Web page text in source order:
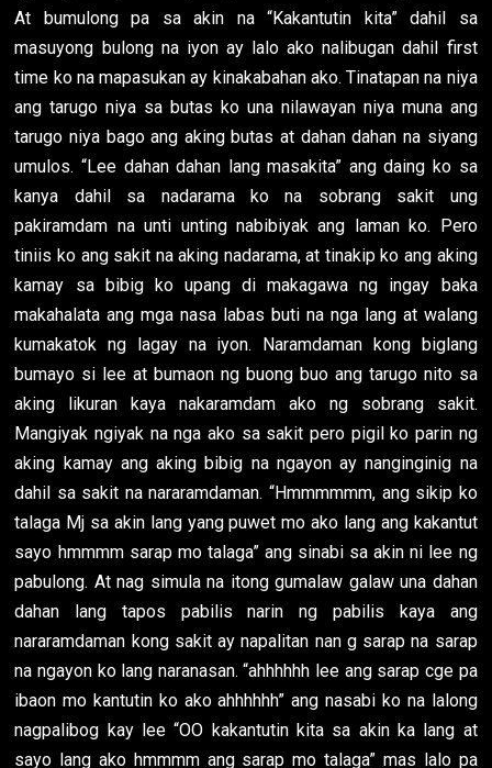
At bumulong pa sa akin na “Kakantutin kita” dahil sa
masuyong bulong na iyon ay lalo ako nalibugan dahil first
time ko na mapasukan ay kinakabahan ako. Tinatapan na niya
ang tarugo niya sa butas ko una nilawayan niya muna ang
tarugo niya bago ang aking butas at dahan dahan na siyang
umulos. “Lee dahan dahan lang masakita” ang daing ko sa
kanya dahil sa nadarama ko na sobrang sakit ung
pakiramdam na unti unting nabibiyak ang laman ko. Pero
tiniis ko ang sakit na aking nadarama, at tinakip ko ang aking
kamay sa bibig ko upang di makagawa ng ingay baka
makahalata ang mga nasa labas buti na nga lang at walang
kumakatok ng lagay na iyon. Naramdaman kong biglang
bumayo si lee at bumaon ng buong buo ang tarugo nito sa
aking likuran kaya nakaramdam ako ng sobrang sakit.
Mangiyak ngiyak na nga ako sa sakit pero pigil ko parin ng
aking kamay ang aking bibig na ngayon ay nanginginig na
dahil sa sakit na nararamdaman. “Hmmmmmm, ang sikip ko
talaga Mj sa akin lang yang puwet mo ako lang ang kakantut
sayo hmmmm sarap mo talaga” ang sinabi sa akin ni lee ng
pabulong. At nag simula na itong gumalaw galaw una dahan
dahan lang tapos pabilis narin ng pabilis kaya ang
nararamdaman kong sakit ay napalitan nan g sarap na sarap
na ngayon ko lang naranasan. “ahhhhhh lee ang sarap cge pa
ibaon mo kantutin ko ako ahhhhhh” ang nasabi ko na lalong
nagpalibog kay lee “OO kakantutin kita sa akin ka lang at
sayo lang ako hmmmm ang sarap mo talaga” mas lalo pa